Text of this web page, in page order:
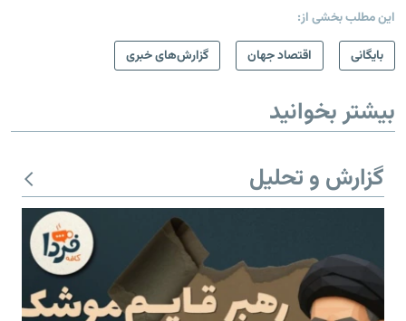
این مطلب بخشی از:
بایگانی
اقتصاد جهان گزارش‌های خبری
بیشتر بخوانید
گزارش و تحلیل